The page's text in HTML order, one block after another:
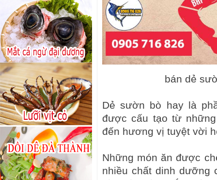
bán dẻ
Dẻ sườn bò hay là
được cấu tạo từ
đến hương vị tuyệt vời
Những món ăn được
nhiều chất dinh dưỡng